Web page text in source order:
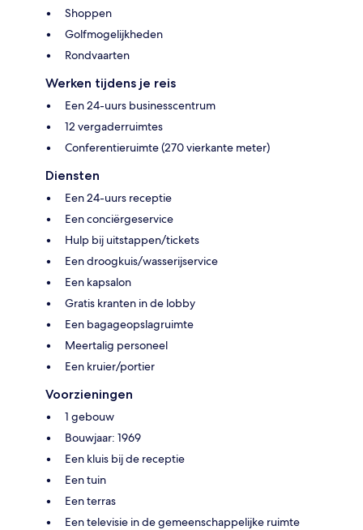
Shoppen
Golfmogelijkheden
Rondvaarten
Werken tijdens je reis
Een 24-uurs businesscentrum
12 vergaderruimtes
Conferentieruimte (270 vierkante meter)
Diensten
Een 24-uurs receptie
Een conciërgeservice
Hulp bij uitstappen/tickets
Een droogkuis/wasserijservice
Een kapsalon
Gratis kranten in de lobby
Een bagageopslagruimte
Meertalig personeel
Een kruier/portier
Voorzieningen
1 gebouw
Bouwjaar: 1969
Een kluis bij de receptie
Een tuin
Een terras
Een televisie in de gemeenschappelijke ruimte